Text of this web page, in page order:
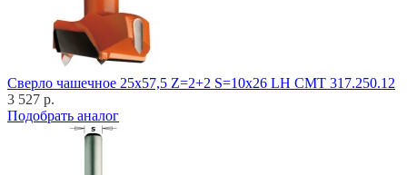
Cверло чашечное 25x57,5 Z=2+2 S=10x26 LH CMT 317.250.12
3 527 р.
Подобрать аналог